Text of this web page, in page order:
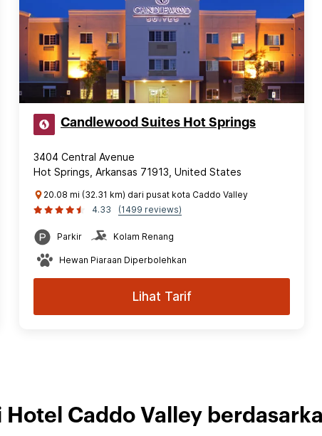
Candlewood Suites Hot Springs
3404 Central Avenue
Hot Springs, Arkansas 71913, United States
20.08 mi (32.31 km) dari pusat kota Caddo Valley
4.33
(1499 reviews)
Parkir Kolam Renang
Hewan Piaraan Diperbolehkan
Lihat Tarif
Hotel Caddo Valley